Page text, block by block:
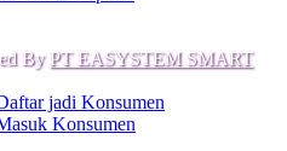
By PT EASYSTEM SMART
jadi Konsumen
Konsumen